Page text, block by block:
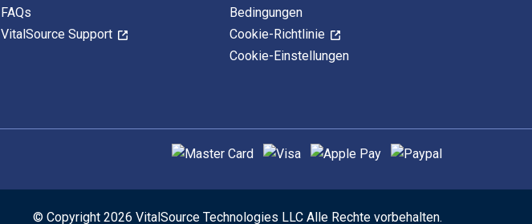
FAQs
VitalSource Support
Bedingungen
Cookie-Richtlinie
Cookie-Einstellungen
Unterstützte Zahlungsmethoden
© Copyright 2026 VitalSource Technologies LLC Alle Rechte vorbehalten.